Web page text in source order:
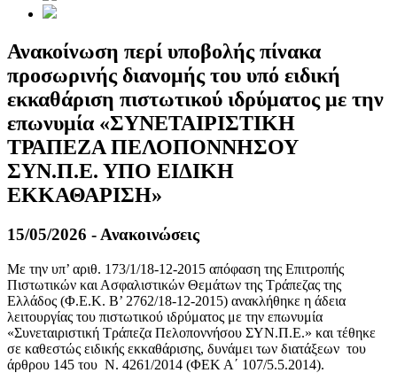
Ανακοίνωση περί υποβολής πίνακα
προσωρινής διανομής του υπό ειδική
εκκαθάριση πιστωτικού ιδρύματος με την
επωνυμία «ΣΥΝΕΤΑΙΡΙΣΤΙΚΗ
ΤΡΑΠΕΖΑ ΠΕΛΟΠΟΝΝΗΣΟΥ
ΣΥΝ.Π.Ε. ΥΠΟ ΕΙΔΙΚΗ
ΕΚΚΑΘΑΡΙΣΗ»
15/05/2026 - Ανακοινώσεις
Με την υπ’ αριθ. 173/1/18-12-2015 απόφαση της Επιτροπής
Πιστωτικών και Ασφαλιστικών Θεμάτων της Τράπεζας της
Ελλάδος (Φ.Ε.Κ. Β’ 2762/18-12-2015) ανακλήθηκε η άδεια
λειτουργίας του πιστωτικού ιδρύματος με την επωνυμία
«Συνεταιριστική Τράπεζα Πελοποννήσου ΣΥΝ.Π.Ε.» και τέθηκε
σε καθεστώς ειδικής εκκαθάρισης, δυνάμει των διατάξεων του
άρθρου 145 του Ν. 4261/2014 (ΦΕΚ Α΄ 107/5.5.2014).